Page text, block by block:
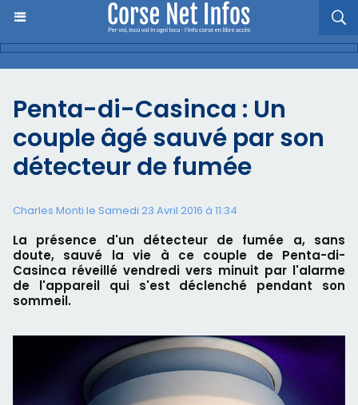
Penta-di-Casinca : Un
couple âgé sauvé par son
détecteur de fumée
Charles Monti le Samedi 23 Avril 2016 à 11:34
La présence d'un détecteur de fumée a, sans
doute, sauvé la vie à ce couple de Penta-di-
Casinca réveillé vendredi vers minuit par l'alarme
de l'appareil qui s'est déclenché pendant son
sommeil.